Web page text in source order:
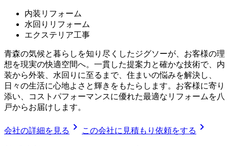
内装リフォーム
水回りリフォーム
エクステリア工事
青森の気候と暮らしを知り尽くしたジグソーが、お客様の理
想を現実の快適空間へ。一貫した提案力と確かな技術で、内
装から外装、水回りに至るまで、住まいの悩みを解決し、
日々の生活に心地よさと輝きをもたらします。お客様に寄り
添い、コストパフォーマンスに優れた最適なリフォームを八
戸からお届けします。
会社の詳細を見る chevron_right この会社に見積もり依頼をする chevron_right